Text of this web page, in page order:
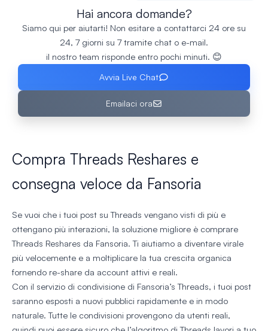
Hai ancora domande?
Siamo qui per aiutarti! Non esitare a contattarci 24 ore su
24, 7 giorni su 7 tramite chat o e-mail.
il nostro team risponde entro pochi minuti. 😊
Avvia Live Chat
Emailaci ora
Compra Threads Reshares e
consegna veloce da Fansoria
Se vuoi che i tuoi post su Threads vengano visti di più e
ottengano più interazioni, la soluzione migliore è comprare
Threads Reshares da Fansoria. Ti aiutiamo a diventare virale
più velocemente e a moltiplicare la tua crescita organica
fornendo re-share da account attivi e reali.
Con il servizio di condivisione di Fansoria’s Threads, i tuoi post
saranno esposti a nuovi pubblici rapidamente e in modo
naturale. Tutte le condivisioni provengono da utenti reali,